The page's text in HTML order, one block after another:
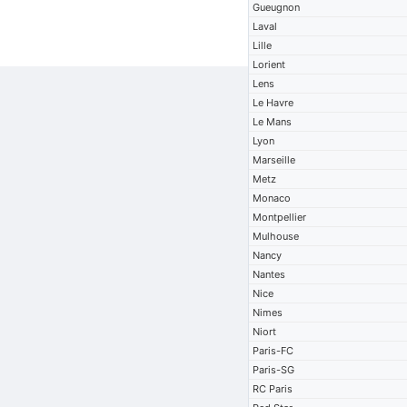
Gueugnon
Laval
Lille
Lorient
Lens
Le Havre
Le Mans
Lyon
Marseille
Metz
Monaco
Montpellier
Mulhouse
Nancy
Nantes
Nice
Nimes
Niort
Paris-FC
Paris-SG
RC Paris